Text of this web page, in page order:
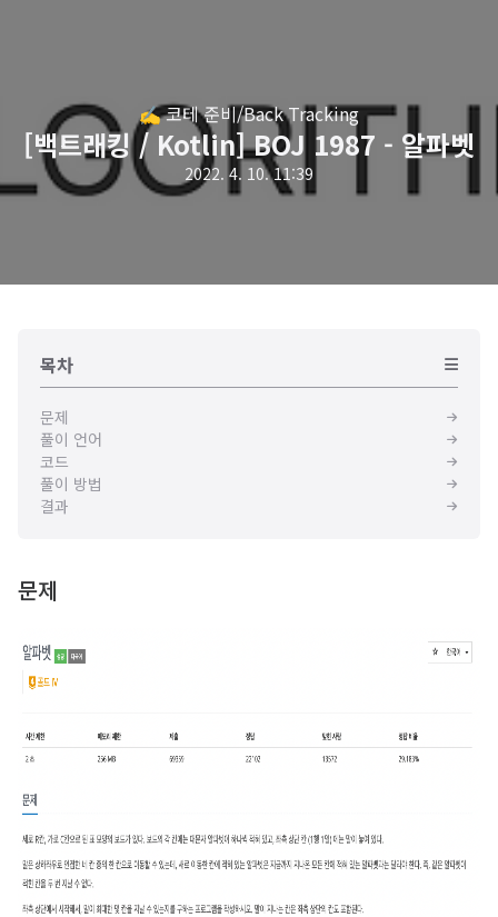
✍️ 코테 준비/Back Tracking
[백트래킹 / Kotlin] BOJ 1987 - 알파벳
2022. 4. 10. 11:39
목차
문제
풀이 언어
코드
풀이 방법
결과
문제